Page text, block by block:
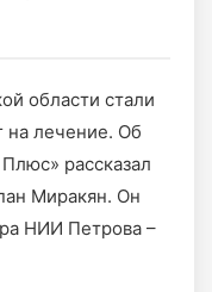
области стали
на лечение. Об
рассказал
Миракян. Он
НИИ Петрова –